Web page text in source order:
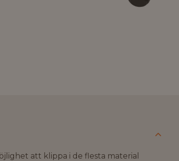
att klippa i de flesta material